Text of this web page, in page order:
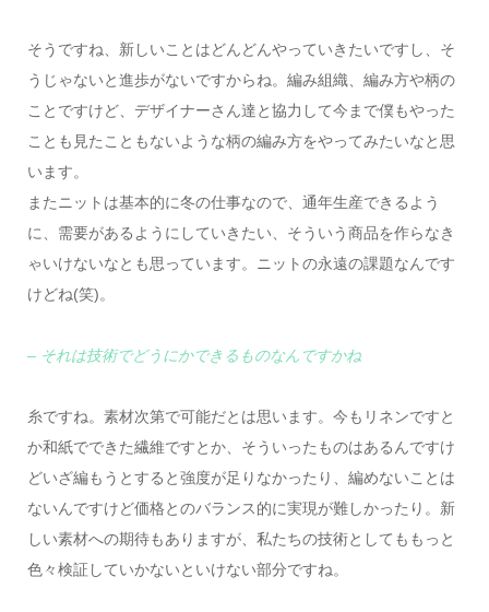
そうですね、新しいことはどんどんやっていきたいですし、そ
うじゃないと進歩がないですからね。編み組織、編み方や柄の
ことですけど、デザイナーさん達と協力して今まで僕もやった
ことも見たこともないような柄の編み方をやってみたいなと思
います。
またニットは基本的に冬の仕事なので、通年生産できるよう
に、需要があるようにしていきたい、そういう商品を作らなき
ゃいけないなとも思っています。ニットの永遠の課題なんです
けどね(笑)。
– それは技術でどうにかできるものなんですかね
糸ですね。素材次第で可能だとは思います。今もリネンですと
か和紙でできた繊維ですとか、そういったものはあるんですけ
どいざ編もうとすると強度が足りなかったり、編めないことは
ないんですけど価格とのバランス的に実現が難しかったり。新
しい素材への期待もありますが、私たちの技術としてももっと
色々検証していかないといけない部分ですね。